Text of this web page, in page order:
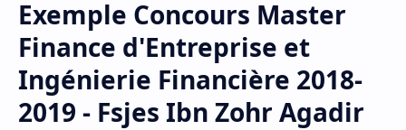
Exemple Concours Master
Finance d'Entreprise et
Ingénierie Financière 2018-
2019 - Fsjes Ibn Zohr Agadir